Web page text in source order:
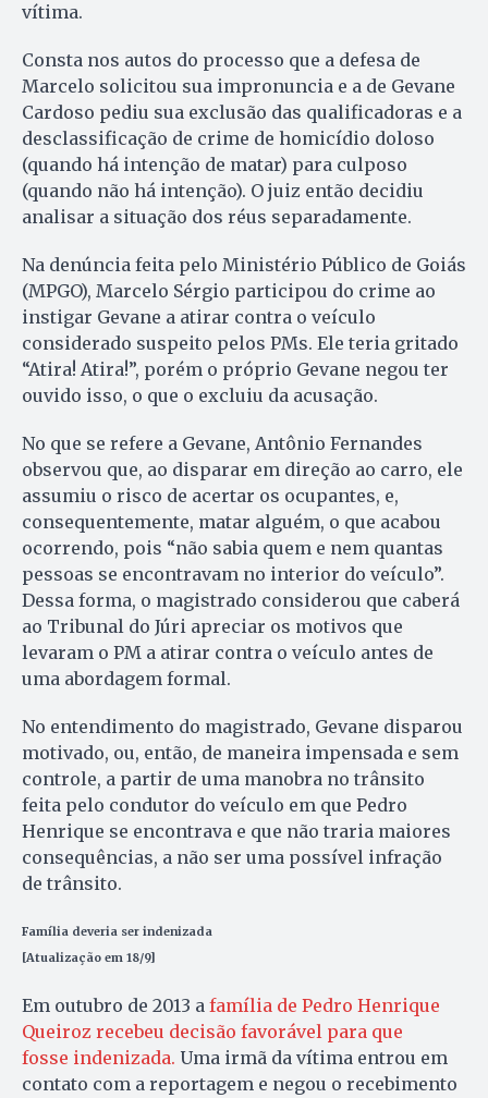
vítima.
Consta nos autos do processo que a defesa de
Marcelo solicitou sua impronuncia e a de Gevane
Cardoso pediu sua exclusão das qualificadoras e a
desclassificação de crime de homicídio doloso
(quando há intenção de matar) para culposo
(quando não há intenção). O juiz então decidiu
analisar a situação dos réus separadamente.
Na denúncia feita pelo Ministério Público de Goiás
(MPGO), Marcelo Sérgio participou do crime ao
instigar Gevane a atirar contra o veículo
considerado suspeito pelos PMs. Ele teria gritado
“Atira! Atira!”, porém o próprio Gevane negou ter
ouvido isso, o que o excluiu da acusação.
No que se refere a Gevane, Antônio Fernandes
observou que, ao disparar em direção ao carro, ele
assumiu o risco de acertar os ocupantes, e,
consequentemente, matar alguém, o que acabou
ocorrendo, pois “não sabia quem e nem quantas
pessoas se encontravam no interior do veículo”.
Dessa forma, o magistrado considerou que caberá
ao Tribunal do Júri apreciar os motivos que
levaram o PM a atirar contra o veículo antes de
uma abordagem formal.
No entendimento do magistrado, Gevane disparou
motivado, ou, então, de maneira impensada e sem
controle, a partir de uma manobra no trânsito
feita pelo condutor do veículo em que Pedro
Henrique se encontrava e que não traria maiores
consequências, a não ser uma possível infração
de trânsito.
Família deveria ser indenizada
[Atualização em 18/9]
Em outubro de 2013 a família de Pedro Henrique
Queiroz recebeu decisão favorável para que
fosse indenizada. Uma irmã da vítima entrou em
contato com a reportagem e negou o recebimento